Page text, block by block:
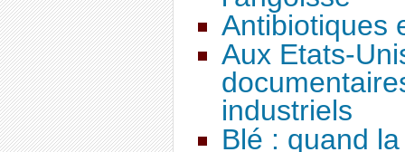
Antibiotiques
Aux Etats-
industriels
Blé : quand